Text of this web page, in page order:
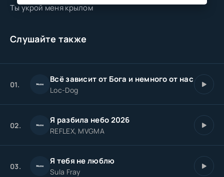
Ты укрой меня крылом
Слушайте также
01. Всё зависит от Бога и немного от нас
Loc-Dog
02. Я разбила небо 2026
REFLEX, MVGMA
03. Я тебя не люблю
Sula Fray